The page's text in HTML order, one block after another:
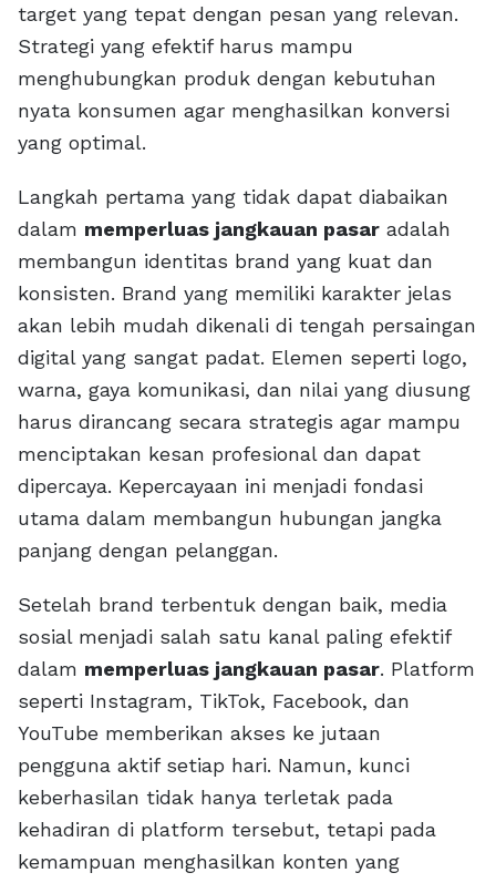
target yang tepat dengan pesan yang relevan.
Strategi yang efektif harus mampu
menghubungkan produk dengan kebutuhan
nyata konsumen agar menghasilkan konversi
yang optimal.
Langkah pertama yang tidak dapat diabaikan
dalam memperluas jangkauan pasar adalah
membangun identitas brand yang kuat dan
konsisten. Brand yang memiliki karakter jelas
akan lebih mudah dikenali di tengah persaingan
digital yang sangat padat. Elemen seperti logo,
warna, gaya komunikasi, dan nilai yang diusung
harus dirancang secara strategis agar mampu
menciptakan kesan profesional dan dapat
dipercaya. Kepercayaan ini menjadi fondasi
utama dalam membangun hubungan jangka
panjang dengan pelanggan.
Setelah brand terbentuk dengan baik, media
sosial menjadi salah satu kanal paling efektif
dalam memperluas jangkauan pasar. Platform
seperti Instagram, TikTok, Facebook, dan
YouTube memberikan akses ke jutaan
pengguna aktif setiap hari. Namun, kunci
keberhasilan tidak hanya terletak pada
kehadiran di platform tersebut, tetapi pada
kemampuan menghasilkan konten yang